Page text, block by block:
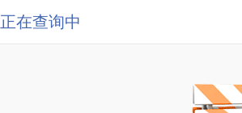
正在查询中